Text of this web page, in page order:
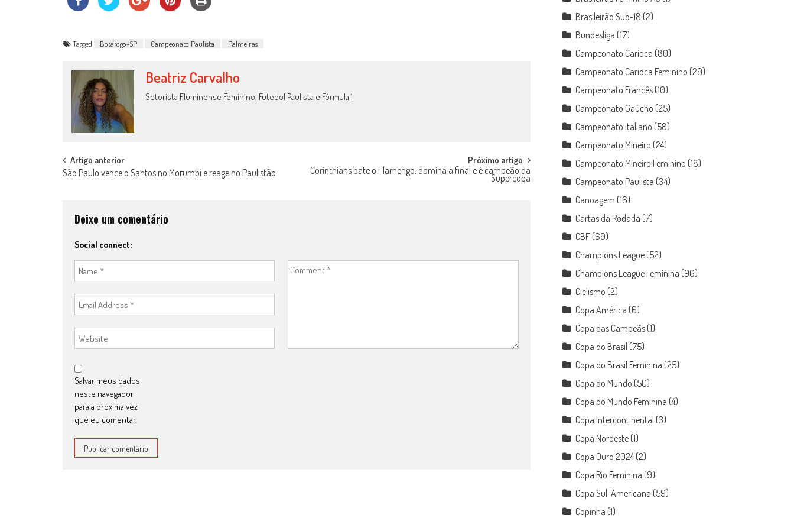
Tagged Botafogo-SP Campeonato Paulista Palmeiras
Beatriz Carvalho
Setorista Fluminense Feminino, Futebol Paulista e Fórmula 1
Post
Artigo anterior
São Paulo vence o Santos no Morumbi e reage no Paulistão
Próximo artigo
Corinthians bate o Flamengo, domina a final e é campeão da
Supercopa
Deixe um comentário
Social connect:
Salvar meus dados
neste navegador
para a próxima vez
que eu comentar.
Brasileirão Sub-18 (2)
Bundesliga (17)
Campeonato Carioca (80)
Campeonato Carioca Feminino (29)
Campeonato Francês (10)
Campeonato Gaúcho (25)
Campeonato Italiano (58)
Campeonato Mineiro (24)
Campeonato Mineiro Feminino (18)
Campeonato Paulista (34)
Canoagem (16)
Cartas da Rodada (7)
CBF (69)
Champions League (52)
Champions League Feminina (96)
Ciclismo (2)
Copa América (6)
Copa das Campeãs (1)
Copa do Brasil (75)
Copa do Brasil Feminina (25)
Copa do Mundo (50)
Copa do Mundo Feminina (4)
Copa Intercontinental (3)
Copa Nordeste (1)
Copa Ouro 2024(2)
Copa Rio Feminina (9)
Copa Sul-Americana (59)
Copinha (1)